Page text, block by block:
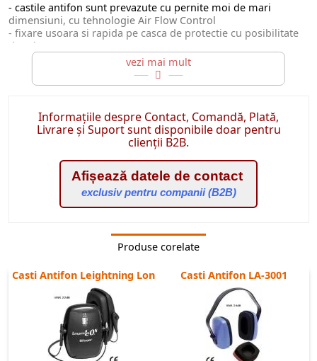
- castile antifon sunt prevazute cu pernite moi de mari
dimensiuni, cu tehnologie Air Flow Control
- fixare usoara si rapida pe casca de protectie cu posibilitate
de rabatare
- SNR 29dB
Informațiile despre Contact, Comandă, Plată,
Livrare și Suport sunt disponibile doar pentru
clienții B2B.
Afișează datele de contact
exclusiv pentru companii (B2B)
Produse corelate
Casti Antifon Leightning Lon Casti Antifon LA-3001